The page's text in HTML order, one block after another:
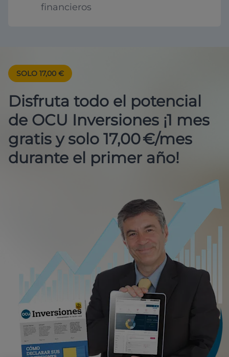
financieros
SOLO 17,00 €
Disfruta todo el potencial
de OCU Inversiones ¡1 mes
gratis y solo 17,00 €/mes
durante el primer año!